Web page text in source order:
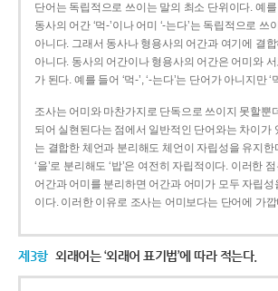
단어는 독립적으로 쓰이는 말의 최소 단위이다. 예를
동사의 어간 ‘먹-­’이나 어미 ‘­-는다’는 독립적으로
아니다. 그래서 동사나 형용사의 어간과 여기에 결
아니다. 동사의 어간이나 형용사의 어간은 어미와
가 된다. 예를 들어 ‘먹-’, ‘-는다’는 단어가 아니지만
조사는 어미와 마찬가지로 단독으로 쓰이지 못할뿐
되어 실현된다는 점에서 일반적인 단어와는 차이가
는 결합한 체언과 분리해도 체언이 자립성을 유지한
‘을’로 분리해도 ‘밥’은 여전히 자립적이다. 이러한
어간과 어미를 분리하면 어간과 어미가 모두 자립성
이다. 이러한 이유로 조사는 어미보다는 단어에 가
제3항 외래어는 ‘외래어 표기법’에 따라 적는다.